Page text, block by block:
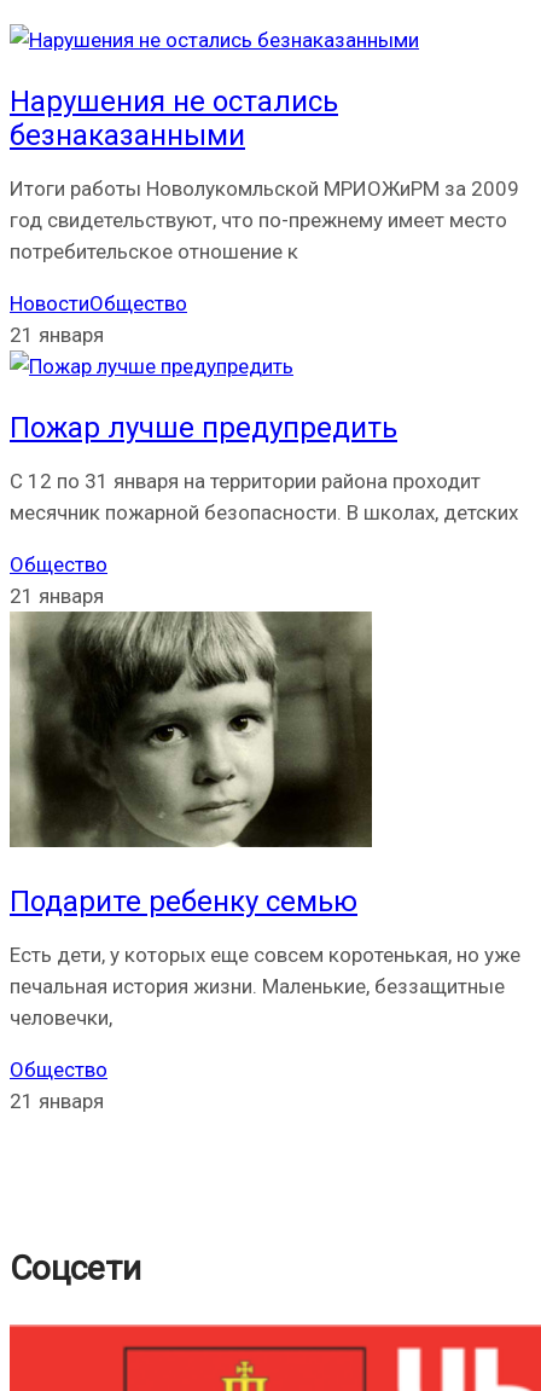
Нарушения не остались
безнаказанными
Итоги работы Новолукомльской МРИОЖиРМ за 2009
год свидетельствуют, что по-прежнему имеет место
потребительское отношение к
НовостиОбщество
21 января
Пожар лучше предупредить
С 12 по 31 января на территории района проходит
месячник пожарной безопасности. В школах, детских
Общество
21 января
Подарите ребенку семью
Есть дети, у которых еще совсем коротенькая, но уже
печальная история жизни. Маленькие, беззащитные
человечки,
Общество
21 января
Соцсети